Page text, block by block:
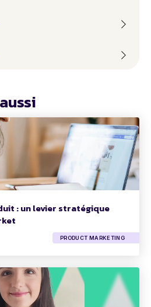
: un levier stratégique
PRODUCT MARKETING